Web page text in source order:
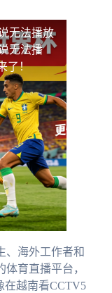
无法播放
无法播
了！
、海外工作者和
育直播平台，
在越南看CCTV5